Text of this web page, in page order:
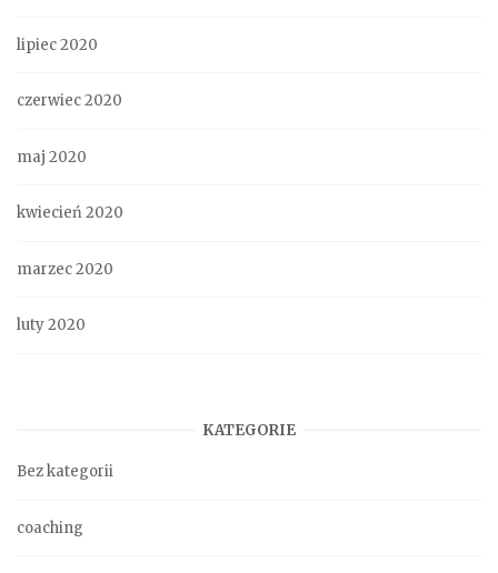
lipiec 2020
czerwiec 2020
maj 2020
kwiecień 2020
marzec 2020
luty 2020
KATEGORIE
Bez kategorii
coaching